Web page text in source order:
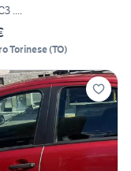
....
Torinese(TO)